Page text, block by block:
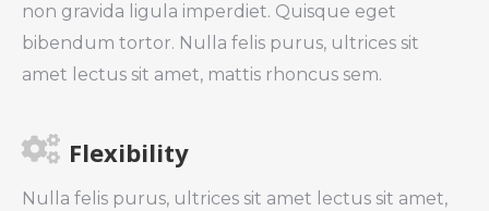
non gravida ligula imperdiet. Quisque eget
bibendum tortor. Nulla felis purus, ultrices sit
amet lectus sit amet, mattis rhoncus sem.
Flexibility
Nulla felis purus, ultrices sit amet lectus sit amet,